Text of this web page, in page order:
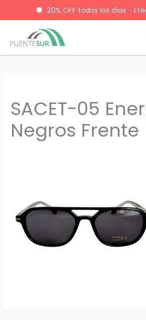
20% OFF todos los días -
SACET-05
Negros Frente